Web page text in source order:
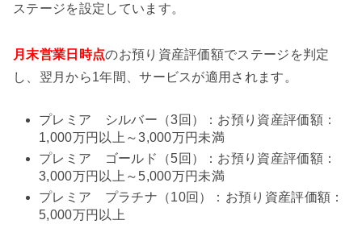
ステージを設定しています。
月末営業日時点のお預り資産評価額でステージを判定
し、翌月から1年間、サービスが適用されます。
プレミア シルバー（3回）：お預り資産評価額：
1,000万円以上～3,000万円未満
プレミア ゴールド（5回）：お預り資産評価額：
3,000万円以上～5,000万円未満
プレミア プラチナ（10回）：お預り資産評価額：
5,000万円以上